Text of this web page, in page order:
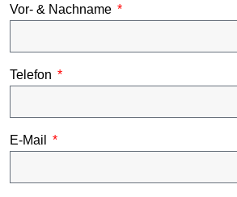
Vor- & Nachname
Telefon
E-Mail